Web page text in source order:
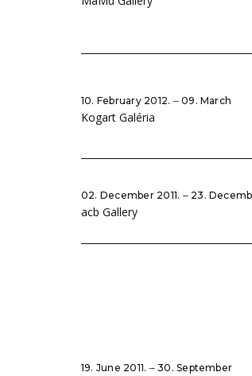
10. February 2012. ‒ 09. March
Kogart Galéria
02. December 2011. ‒ 23.
acb Gallery
19. June 2011. ‒ 30. September